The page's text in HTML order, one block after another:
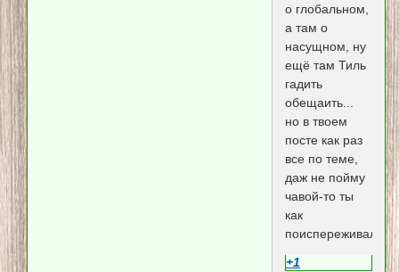
о глобальном,
а там о
насущном, ну
ещё там Тиль
гадить
обещаить...
но в твоем
посте как раз
все по теме,
даж не пойму
чавой-то ты
как
+1